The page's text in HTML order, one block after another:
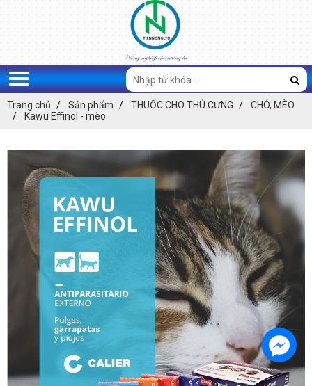
Trang chủ Sản phẩm THUỐC CHO THÚ CƯNG
CHÓ, MÈO
Kawu Effinol - mèo